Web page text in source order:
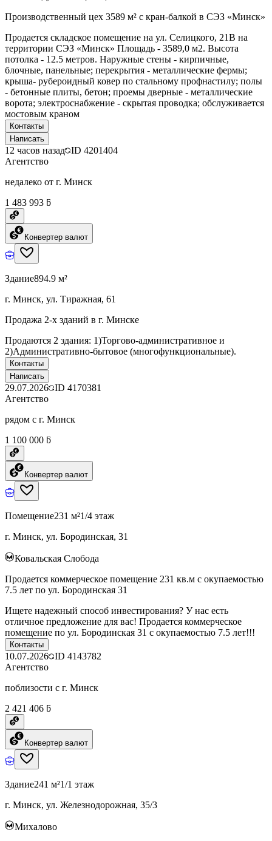
Производственный цех 3589 м² с кран-балкой в СЭЗ «Минск»
Продается складское помещение на ул. Селицкого, 21В на
территории СЭЗ «Минск» Площадь - 3589,0 м2. Высота
потолка - 12.5 метров. Наружные стены - кирпичные,
блочные, панельные; перекрытия - металлические фермы;
крыша- рубероидный ковер по стальному профнастилу; полы
- бетонные плиты, бетон; проемы дверные - металлические
ворота; электроснабжение - скрытая проводка; обслуживается
мостовым краном
Контакты
Написать
12 часов назад ID 4201404
Агентство
недалеко от г. Минск
1 483 993 ƃ
Конвертер валют
Здание894.9 м²
г. Минск, ул. Тиражная, 61
Продажа 2-х зданий в г. Минске
Продаются 2 здания: 1)Торгово-административное и
2)Административно-бытовое (многофункциональные).
Контакты
Написать
29.07.2026 ID 4170381
Агентство
рядом с г. Минск
1 100 000 ƃ
Конвертер валют
Помещение231 м²1/4 этаж
г. Минск, ул. Бородинская, 31
Ковальская Слобода
Продается коммерческое помещение 231 кв.м с окупаемостью
7.5 лет по ул. Бородинская 31
Ищете надежный способ инвестирования? У нас есть
отличное предложение для вас! Продается коммерческое
помещение по ул. Бородинская 31 с окупаемостью 7.5 лет!!!
Контакты
10.07.2026 ID 4143782
Агентство
поблизости с г. Минск
2 421 406 ƃ
Конвертер валют
Здание241 м²1/1 этаж
г. Минск, ул. Железнодорожная, 35/3
Михалово